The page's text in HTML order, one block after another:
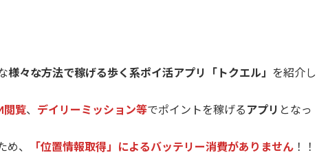
様々な方法で稼げる歩く系ポイ活アプリ「トクエル」 を紹介し
閲覧、 デイリーミッション等でポイントを稼げる アプリ となっ
、 「位置情報取得」によるバッテリー消費がありません ！！